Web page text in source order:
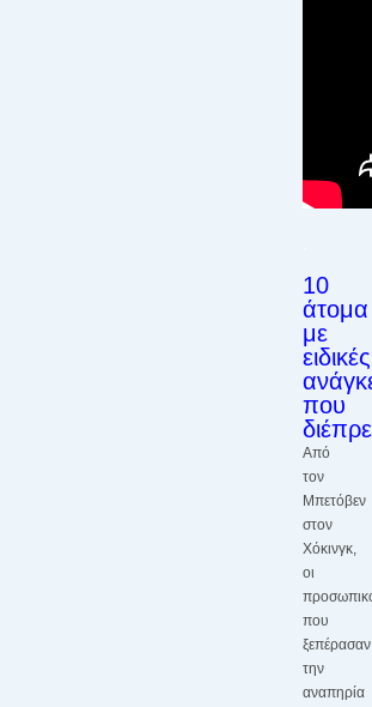
10
άτομα
με
ειδικές
που
Aπό
τον
Μπετόβεν
στον
Χόκινγκ,
οι
που
ξεπέρασαν
την
αναπηρία